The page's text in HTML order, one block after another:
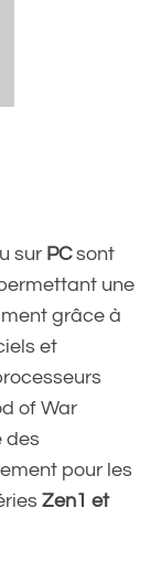
sur PCsont
une
grâce à
et
of War
des
pour les
Zen1 et